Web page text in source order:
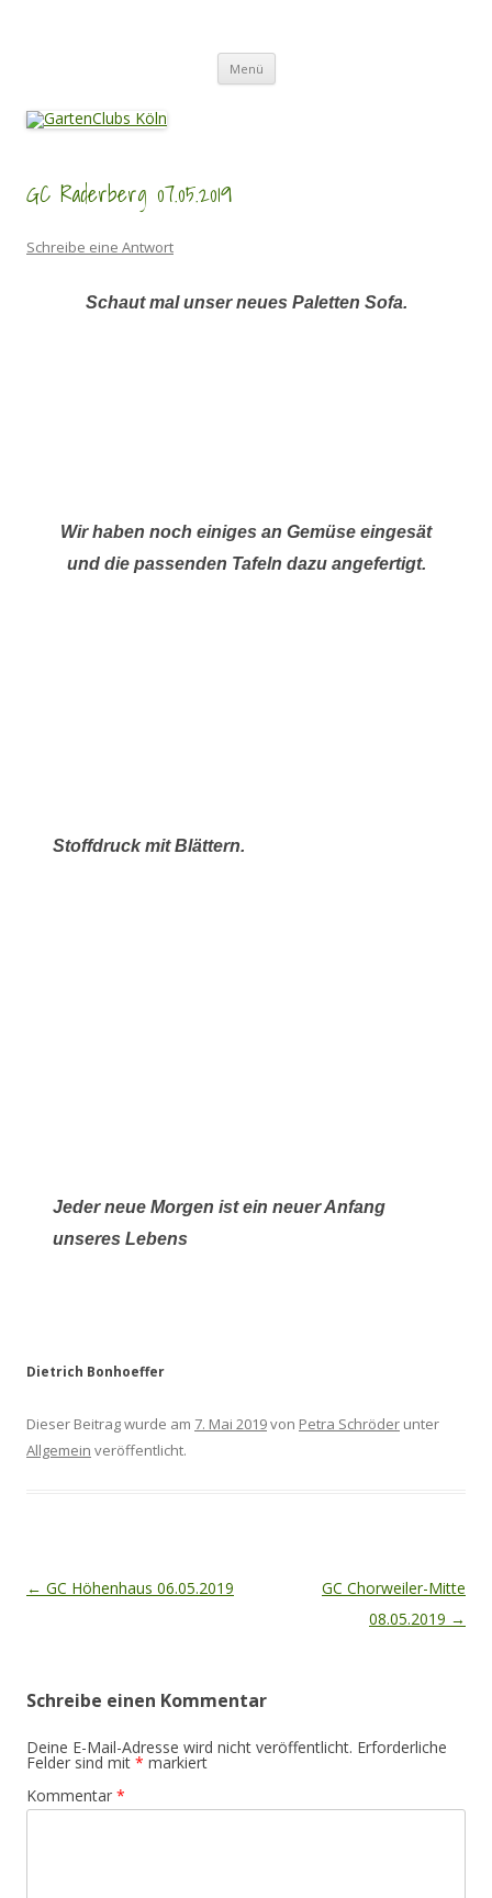
Menü
GC Raderberg 07.05.2019
Schreibe eine Antwort
Schaut mal unser neues Paletten Sofa.
Wir haben noch einiges an Gemüse eingesät
und die passenden Tafeln dazu angefertigt.
Stoffdruck mit Blättern.
Jeder neue Morgen ist ein neuer Anfang
unseres Lebens
Dietrich Bonhoeffer
Dieser Beitrag wurde am 7. Mai 2019von Petra Schröder unter
Allgemein veröffentlicht.
Beitragsnavigation
← GC Höhenhaus 06.05.2019
GC Chorweiler-Mitte
08.05.2019 →
Schreibe einen Kommentar
Deine E-Mail-Adresse wird nicht veröffentlicht. Erforderliche
Felder sind mit * markiert
Kommentar *